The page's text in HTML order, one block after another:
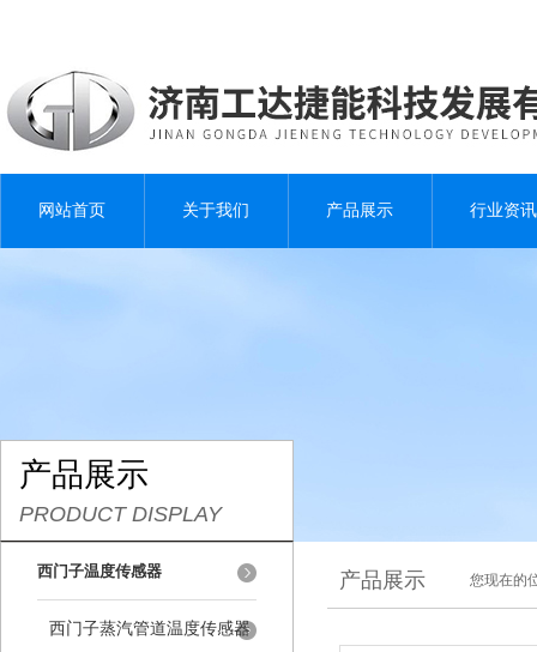
网站首页 关于我们 产品展示 行业资讯
产品展示
PRODUCT DISPLAY
西门子温度传感器
西门子蒸汽管道温度传感器
产品展示 您现在的